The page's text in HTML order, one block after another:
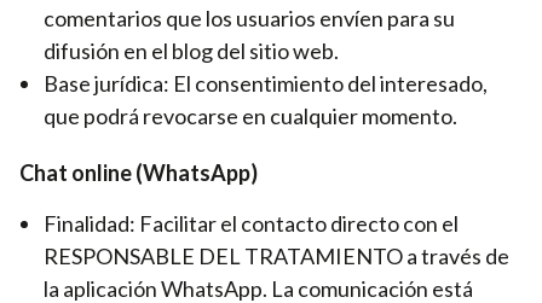
comentarios que los usuarios envíen para su
difusión en el blog del sitio web.
Base jurídica: El consentimiento del interesado,
que podrá revocarse en cualquier momento.
Chat online (WhatsApp)
Finalidad: Facilitar el contacto directo con el
RESPONSABLE DEL TRATAMIENTO a través de
la aplicación WhatsApp. La comunicación está